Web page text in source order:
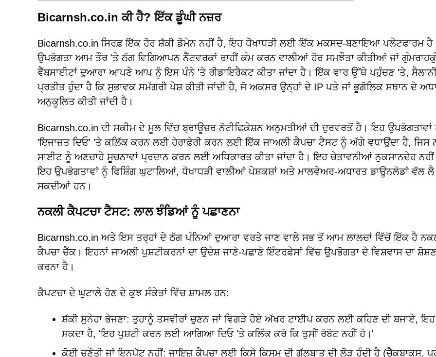
Bicarnsh.co.in ਕੀ ਹੈ? ਇੱਕ ਡੂੰਘੀ ਨਜ਼ਰ
Bicarnsh.co.in ਸਿਰਫ਼ ਇੱਕ ਹੋਰ ਸ਼ੱਕੀ ਡੋਮੇਨ ਨਹੀਂ ਹੈ, ਇਹ ਧੋਖਾਧੜੀ ਲਈ ਇੱਕ ਮਕਸਦ-ਬਣਾਇਆ ਪਲੇਟਫਾਰਮ
ਉਪਭੋਗਤਾ ਆਮ ਤੌਰ 'ਤੇ ਠੱਗ ਵਿਗਿਆਪਨ ਨੈੱਟਵਰਕਾਂ ਰਾਹੀਂ ਕੰਮ ਕਰਨ ਵਾਲੀਆਂ ਹੋਰ ਸਮਝੌਤਾ ਕੀਤੀਆਂ ਜਾਂ
ਵੈੱਬਸਾਈਟਾਂ ਦੁਆਰਾ ਆਪਣੇ ਆਪ ਨੂੰ ਇਸ ਪੰਨੇ 'ਤੇ ਰੀਡਾਇਰੈਕਟ ਕੀਤਾ ਜਾਂਦਾ ਹੈ। ਇੱਕ ਵਾਰ ਉੱਥੇ ਪਹੁੰਚਣ 'ਤੇ,
ਪ੍ਰਤੀਤ ਹੁੰਦਾ ਹੈ ਕਿ ਸੁਭਾਵਕ ਸਮੱਗਰੀ ਪੇਸ਼ ਕੀਤੀ ਜਾਂਦੀ ਹੈ, ਜੋ ਅਕਸਰ ਉਨ੍ਹਾਂ ਦੇ IP ਪਤੇ ਜਾਂ ਭੂਗੋਲਿਕ ਸਥਾਨ ਦੇ
ਅਨੁਕੂਲਿਤ ਕੀਤੀ ਜਾਂਦੀ ਹੈ।
Bicarnsh.co.in ਦੀ ਸਕੀਮ ਦੇ ਮੂਲ ਵਿੱਚ ਬ੍ਰਾਊਜ਼ਰ ਨੋਟੀਫਿਕੇਸ਼ਨ ਅਨੁਮਤੀਆਂ ਦੀ ਦੁਰਵਰਤੋਂ ਹੈ। ਇਹ ਉਪਭੋਗਤਾਵਾਂ
'ਇਜਾਜ਼ਤ ਦਿਓ' 'ਤੇ ਕਲਿੱਕ ਕਰਨ ਲਈ ਹੇਰਾਫੇਰੀ ਕਰਨ ਲਈ ਇੱਕ ਜਾਅਲੀ ਕੈਪਚਾ ਟੈਸਟ ਨੂੰ ਅੱਗੇ ਵਧਾਉਂਦਾ ਹੈ, ਜਿਸ
ਸਾਈਟ ਨੂੰ ਅਣਚਾਹੇ ਸੂਚਨਾਵਾਂ ਪ੍ਰਦਾਨ ਕਰਨ ਲਈ ਅਧਿਕਾਰਤ ਕੀਤਾ ਜਾਂਦਾ ਹੈ। ਇਹ ਚੇਤਾਵਨੀਆਂ ਨੁਕਸਾਨਦੇਹ ਨਹੀਂ
ਇਹ ਉਪਭੋਗਤਾਵਾਂ ਨੂੰ ਫਿਸ਼ਿੰਗ ਘੁਟਾਲਿਆਂ, ਧੋਖਾਧੜੀ ਵਾਲੀਆਂ ਪੇਸ਼ਕਸ਼ਾਂ ਅਤੇ ਮਾਲਵੇਅਰ-ਅਧਾਰਤ ਡਾਊਨਲੋਡਾਂ ਵੱਲ ਲੈ
ਸਕਦੀਆਂ ਹਨ।
ਨਕਲੀ ਕੈਪਟਚਾ ਟੈਸਟ: ਲਾਲ ਝੰਡਿਆਂ ਨੂੰ ਪਛਾਣਨਾ
Bicarnsh.co.in ਅਤੇ ਇਸ ਤਰ੍ਹਾਂ ਦੇ ਠੱਗ ਪੰਨਿਆਂ ਦੁਆਰਾ ਵਰਤੇ ਜਾਣ ਵਾਲੇ ਸਭ ਤੋਂ ਆਮ ਲਾਲਚਾਂ ਵਿੱਚੋਂ ਇੱਕ ਹੈ
ਕੈਪਚਾ ਚੈੱਕ। ਇਹਨਾਂ ਜਾਅਲੀ ਪੁਸ਼ਟੀਕਰਨਾਂ ਦਾ ਉਦੇਸ਼ ਜਾਣੇ-ਪਛਾਣੇ ਇੰਟਰਫੇਸਾਂ ਵਿੱਚ ਉਪਭੋਗਤਾ ਦੇ ਵਿਸ਼ਵਾਸ ਦਾ ਸ਼ੋਸ਼ਣ
ਕਰਨਾ ਹੈ।
ਕੈਪਟਚਾ ਦੇ ਘੁਟਾਲੇ ਹੋਣ ਦੇ ਕੁਝ ਸੰਕੇਤਾਂ ਵਿੱਚ ਸ਼ਾਮਲ ਹਨ:
ਸ਼ੱਕੀ ਸੁਨੇਹਾ ਭੇਜਣਾ: ਤੁਹਾਨੂੰ ਤਸਵੀਰਾਂ ਚੁਣਨ ਜਾਂ ਵਿਗੜੇ ਹੋਏ ਅੱਖਰ ਟਾਈਪ ਕਰਨ ਲਈ ਕਹਿਣ ਦੀ ਬਜਾਏ, ਇਹ
ਸਕਦਾ ਹੈ, 'ਇਹ ਪੁਸ਼ਟੀ ਕਰਨ ਲਈ ਆਗਿਆ ਦਿਓ 'ਤੇ ਕਲਿੱਕ ਕਰੋ ਕਿ ਤੁਸੀਂ ਰੋਬੋਟ ਨਹੀਂ ਹੋ।'
ਕੋਈ ਚੁਣੌਤੀ ਜਾਂ ਇਨਪੁੱਟ ਨਹੀਂ: ਜਾਇਜ਼ ਕੈਪਚਾ ਲਈ ਕਿਸੇ ਕਿਸਮ ਦੀ ਗੱਲਬਾਤ ਦੀ ਲੋੜ ਹੁੰਦੀ ਹੈ (ਚੈੱਕਬਾਕਸ,